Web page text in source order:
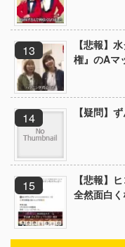
【悲報】
権』のAマ
【疑問】
【悲報】
全然面白